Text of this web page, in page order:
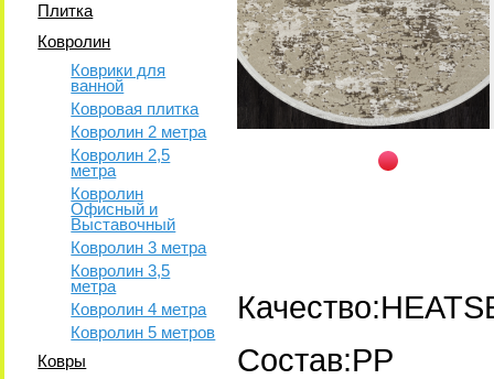
Плитка
Ковролин
Коврики для
ванной
Ковровая плитка
Ковролин 2 метра
Ковролин 2,5
метра
Ковролин
Офисный и
Выставочный
Ковролин 3 метра
Ковролин 3,5
метра
Ковролин 4 метра
Ковролин 5 метров
Ковры
Состав:PP